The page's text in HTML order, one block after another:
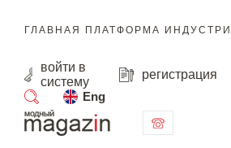
ГЛАВНАЯ ПЛАТФОРМА
войти в
систему
регистрация
Eng
поиск